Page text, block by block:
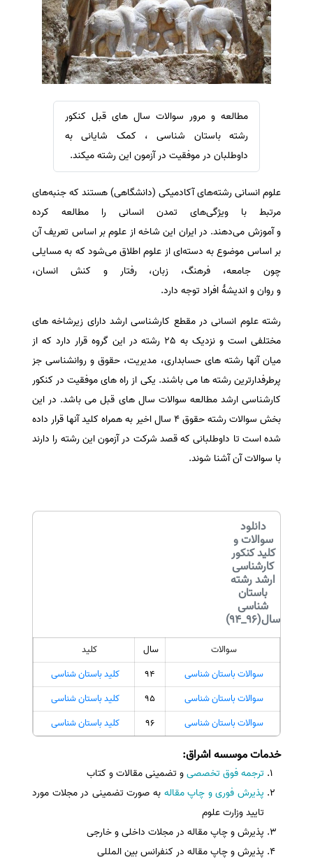
ترجمه عربی به فارسی
مشاهده همه زبان ها
سفارش ویرایش
سفارش پارافریز
سفارش فرمت‌بندی
سفارش کاهش کمیت
سفارش معرفی مجله
سفارش معرفی مقاله
سفارش معرفی کتاب
سفارش چکیده مبسوط
سفارش ترجمه مولتی‌مدیا
سفارش گویندگی
سفارش تولید محتوا
سفارش ترجمه همزمان
سفارش چکیده گرافیکی
سفارش انگیزه‌نامه‌SOP
مطالعه و مرور سوالات سال های قبل کنکور
رشته باستان شناسی ، کمک شایانی به
داوطلبان در موفقیت در آزمون این رشته میکند.
علوم انسانی رشته‌های آکادمیکی (دانشگاهی) هستند که جنبه‌های
مرتبط با ویژگی‌های تمدن انسانی را مطالعه کرده
و آموزش می‌دهند. در ایران این شاخه از علوم بر اساس تعریف آن
بر اساس موضوع به دسته‌ای از علوم اطلاق می‌شود که به مسایلی
چون جامعه، فرهنگ، زبان، رفتار و کنش انسان،
و روان و اندیشهٔ افراد توجه دارد.
رشته علوم انسانی در مقطع کارشناسی ارشد دارای زیرشاخه های
مختلفی است و نزدیک به 25 رشته در این گروه قرار دارد که از
میان آنها رشته های حسابداری، مدیریت، حقوق و روانشناسی جز
پرطرفدارترین رشته ها می باشند. یکی از راه های موفقیت در کنکور
کارشناسی ارشد مطالعه سوالات سال های قبل می باشد. در این
بخش سوالات رشته حقوق 4 سال اخیر به همراه کلید آنها قرار داده
شده است تا داوطلبانی که قصد شرکت در آزمون این رشته را دارند
با سوالات آن آشنا شوند.
دانلود
سوالات و
کلید کنکور
کارشناسی
ارشد رشته
باستان
شناسی
سال(96_94)
سوالات سال
کلید
سوالات باستان شناسی
94
کلید باستان شناسی
سوالات باستان شناسی
95
کلید باستان شناسی
سوالات باستان شناسی
96 کلید باستان شناسی
خدمات موسسه اشراق:
ترجمه فوق تخصصیو تضمینی مقالات و کتاب
پذیرش فوری و چاپ مقاله به صورت تضمینی در مجلات مورد
تایید وزارت علوم
پذیرش و چاپ مقاله در مجلات داخلی و خارجی
پذیرش و چاپ مقاله در کنفرانس بین المللی